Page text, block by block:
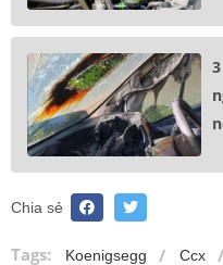
Chia sẻ
Tags: Koenigsegg Ccx